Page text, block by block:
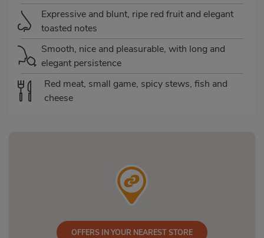
Expressive and blunt, ripe red fruit and elegant
toasted notes
Smooth, nice and pleasurable, with long and
elegant persistence
Red meat, small game, spicy stews, fish and
cheese
OFFERS IN YOUR NEAREST STORE